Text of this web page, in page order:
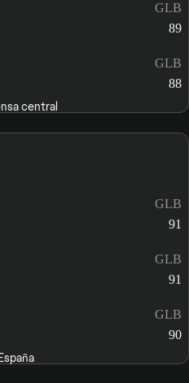
GLB
89
GLB
88
central
GLB
91
GLB
91
GLB
90